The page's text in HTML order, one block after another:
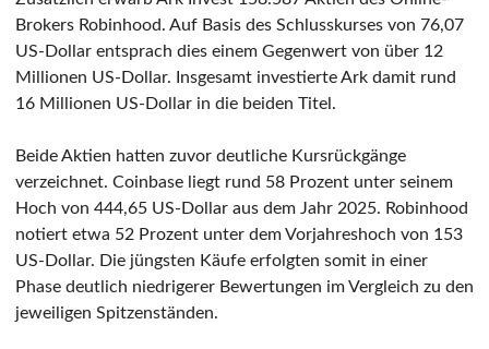
Brokers Robinhood. Auf Basis des Schlusskurses von 76,07
US-Dollar entsprach dies einem Gegenwert von über 12
Millionen US-Dollar. Insgesamt investierte Ark damit rund
16 Millionen US-Dollar in die beiden Titel.
Beide Aktien hatten zuvor deutliche Kursrückgänge
verzeichnet. Coinbase liegt rund 58 Prozent unter seinem
Hoch von 444,65 US-Dollar aus dem Jahr 2025. Robinhood
notiert etwa 52 Prozent unter dem Vorjahreshoch von 153
US-Dollar. Die jüngsten Käufe erfolgten somit in einer
Phase deutlich niedrigerer Bewertungen im Vergleich zu den
jeweiligen Spitzenständen.